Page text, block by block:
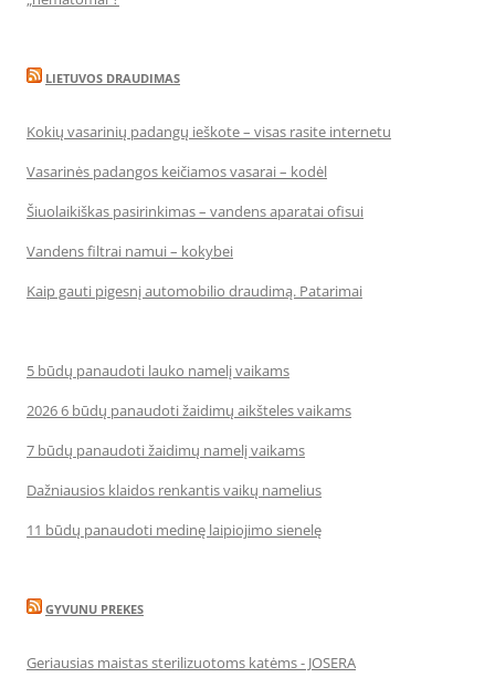
LIETUVOS DRAUDIMAS
Kokių vasarinių padangų ieškote – visas rasite internetu
Vasarinės padangos keičiamos vasarai – kodėl
Šiuolaikiškas pasirinkimas – vandens aparatai ofisui
Vandens filtrai namui – kokybei
Kaip gauti pigesnį automobilio draudimą. Patarimai
5 būdų panaudoti lauko namelį vaikams
2026 6 būdų panaudoti žaidimų aikšteles vaikams
7 būdų panaudoti žaidimų namelį vaikams
Dažniausios klaidos renkantis vaikų namelius
11 būdų panaudoti medinę laipiojimo sienelę
GYVUNU PREKES
Geriausias maistas sterilizuotoms katėms - JOSERA